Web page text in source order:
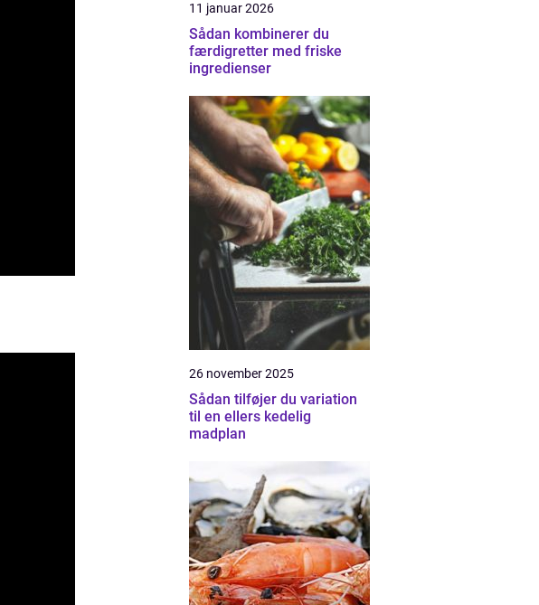
11 januar 2026
Sådan kombinerer du
færdigretter med friske
ingredienser
26 november 2025
Sådan tilføjer du variation
til en ellers kedelig
madplan